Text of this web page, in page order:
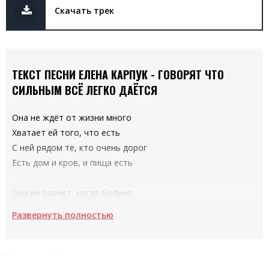
Скачать трек
ТЕКСТ ПЕСНИ ЕЛЕНА КАРПУК - ГОВОРЯТ ЧТО
СИЛЬНЫМ ВСЁ ЛЕГКО ДАЁТСЯ
Она не ждёт от жизни много
Хватает ей того, что есть
С ней рядом те, кто очень дорог
Есть дом и кров, и пища есть
Она не плачет, когда больно
Она всегда и всем довольна
Развернуть полностью